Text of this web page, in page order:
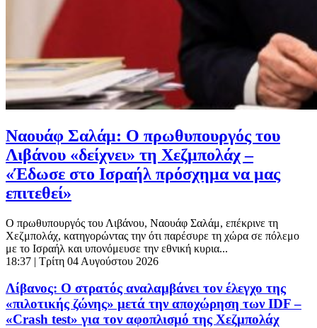
Ναουάφ Σαλάμ: Ο πρωθυπουργός του
Λιβάνου «δείχνει» τη Χεζμπολάχ –
«Έδωσε στο Ισραήλ πρόσχημα να μας
επιτεθεί»
Ο πρωθυπουργός του Λιβάνου, Ναουάφ Σαλάμ, επέκρινε τη
Χεζμπολάχ, κατηγορώντας την ότι παρέσυρε τη χώρα σε πόλεμο
με το Ισραήλ και υπονόμευσε την εθνική κυρια...
18:37 | Τρίτη 04 Αυγούστου 2026
Λίβανος: Ο στρατός αναλαμβάνει τον έλεγχο της
«πιλοτικής ζώνης» μετά την αποχώρηση των IDF –
«Crash test» για τον αφοπλισμό της Χεζμπολάχ